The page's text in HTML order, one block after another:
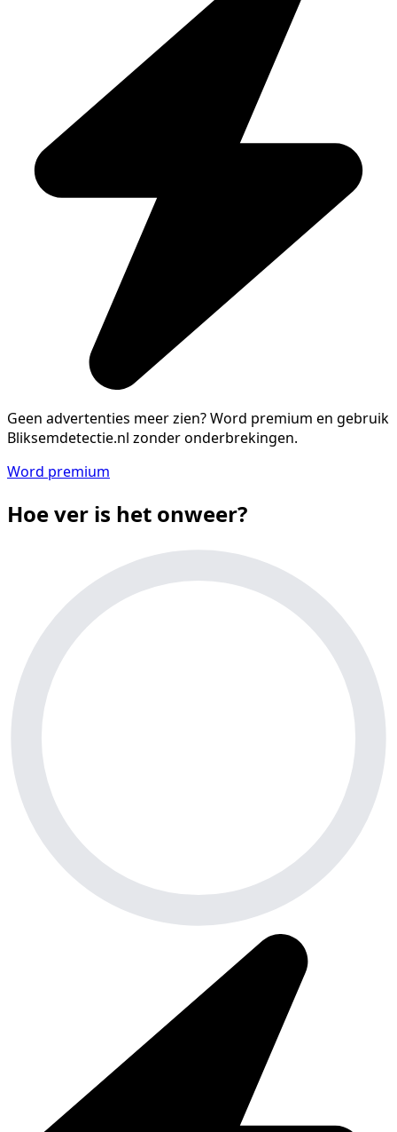
Geen advertenties meer zien?Word premium en gebruik
Bliksemdetectie.nl zonder onderbrekingen.
Word premium
Hoe ver is het onweer?